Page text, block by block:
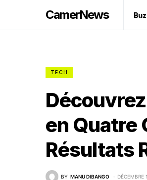
CamerNews
TECH
en Quatre
Résultats
BY MANU DIBANGO DÉCEMBRE